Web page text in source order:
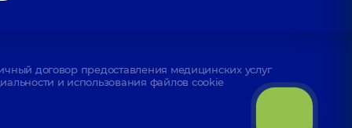
договор предоставления медицинских услуг
и использования файлов cookie